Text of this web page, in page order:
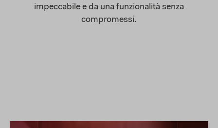
impeccabile e da una funzionalità senza
compromessi.